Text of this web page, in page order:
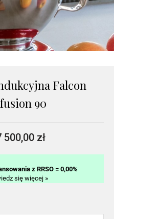
Falcon
90
500,00 zł
z RRSO = 0,00%
się więcej »